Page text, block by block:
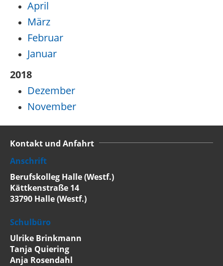
April
März
Februar
Januar
2018
Dezember
November
Kontakt und Anfahrt
Anschrift
Berufskolleg Halle (Westf.)
Kättkenstraße 14
33790 Halle (Westf.)
Schulbüro
Ulrike Brinkmann
Tanja Quiering
Anja Rosendahl